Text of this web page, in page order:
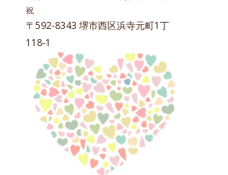
祝
〒592-8343 堺市西区浜寺元町1丁
118-1